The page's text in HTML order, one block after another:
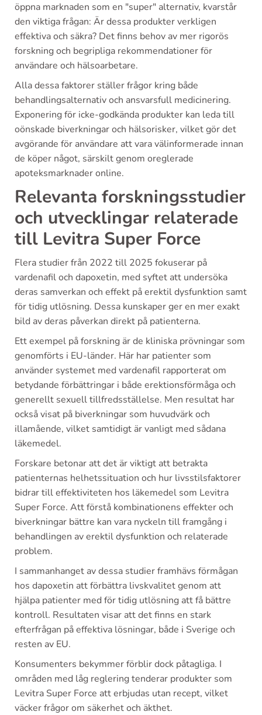
öppna marknaden som en "super" alternativ, kvarstår
den viktiga frågan: Är dessa produkter verkligen
effektiva och säkra? Det finns behov av mer rigorös
forskning och begripliga rekommendationer för
användare och hälsoarbetare.
Alla dessa faktorer ställer frågor kring både
behandlingsalternativ och ansvarsfull medicinering.
Exponering för icke-godkända produkter kan leda till
oönskade biverkningar och hälsorisker, vilket gör det
avgörande för användare att vara välinformerade innan
de köper något, särskilt genom oreglerade
apoteksmarknader online.
Relevanta forskningsstudier
och utvecklingar relaterade
till Levitra Super Force
Flera studier från 2022 till 2025 fokuserar på
vardenafil och dapoxetin, med syftet att undersöka
deras samverkan och effekt på erektil dysfunktion samt
för tidig utlösning. Dessa kunskaper ger en mer exakt
bild av deras påverkan direkt på patienterna.
Ett exempel på forskning är de kliniska prövningar som
genomförts i EU-länder. Här har patienter som
använder systemet med vardenafil rapporterat om
betydande förbättringar i både erektionsförmåga och
generellt sexuell tillfredsställelse. Men resultat har
också visat på biverkningar som huvudvärk och
illamående, vilket samtidigt är vanligt med sådana
läkemedel.
Forskare betonar att det är viktigt att betrakta
patienternas helhetssituation och hur livsstilsfaktorer
bidrar till effektiviteten hos läkemedel som Levitra
Super Force. Att förstå kombinationens effekter och
biverkningar bättre kan vara nyckeln till framgång i
behandlingen av erektil dysfunktion och relaterade
problem.
I sammanhanget av dessa studier framhävs förmågan
hos dapoxetin att förbättra livskvalitet genom att
hjälpa patienter med för tidig utlösning att få bättre
kontroll. Resultaten visar att det finns en stark
efterfrågan på effektiva lösningar, både i Sverige och
resten av EU.
Konsumenters bekymmer förblir dock påtagliga. I
områden med låg reglering tenderar produkter som
Levitra Super Force att erbjudas utan recept, vilket
väcker frågor om säkerhet och äkthet.